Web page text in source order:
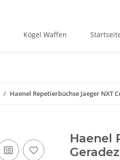
Kögel Waffen
Haenel Repetierbüchse Jaeger NXT
Haenel